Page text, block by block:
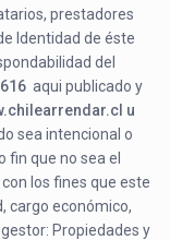
prestadores
Identidad de éste
del
aqui publicado y
u
sea intencional o
fin que no sea el
los fines que este
cargo económico,
Propiedades y